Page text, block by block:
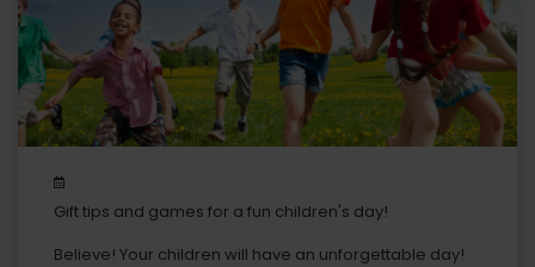
Gift tips and games for a fun children's day!
Believe! Your children will have an unforgettable day!